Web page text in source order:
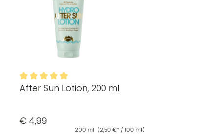
Durchschnittliche Bewertung von 5 von 5 Sternen
After Sun Lotion, 200 ml
€ 4,99
200 ml (2,50 €* / 100 ml)